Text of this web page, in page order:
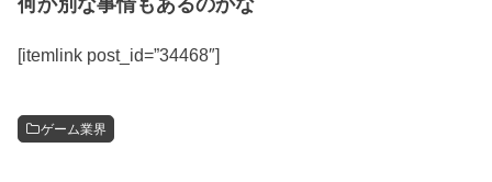
何か別な事情もあるのかな
[itemlink post_id=”34468″]
ゲーム業界